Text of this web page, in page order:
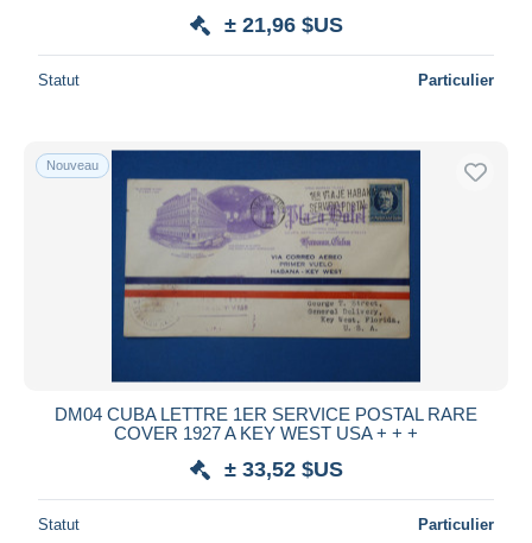
± 21,96 $US
Statut Particulier
Nouveau
DM04 CUBA LETTRE 1ER SERVICE POSTAL RARE
COVER 1927 A KEY WEST USA + + +
± 33,52 $US
Statut Particulier